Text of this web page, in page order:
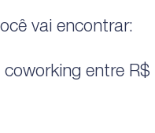
vai encontrar:
coworking entre R$